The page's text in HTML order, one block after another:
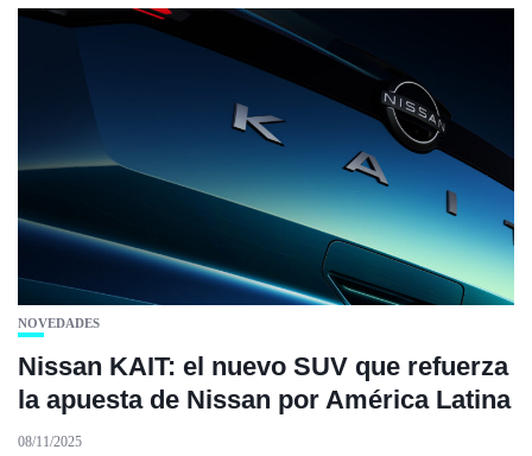
NOVEDADES
Nissan KAIT: el nuevo SUV que refuerza
la apuesta de Nissan por América Latina
08/11/2025